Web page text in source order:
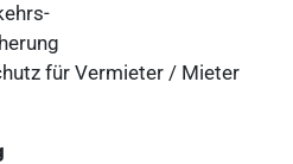
für Vermieter / Mieter